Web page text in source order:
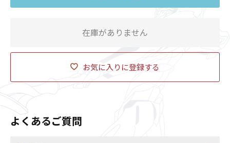
お気に入りに登録する
在庫がありません
よくあるご質問